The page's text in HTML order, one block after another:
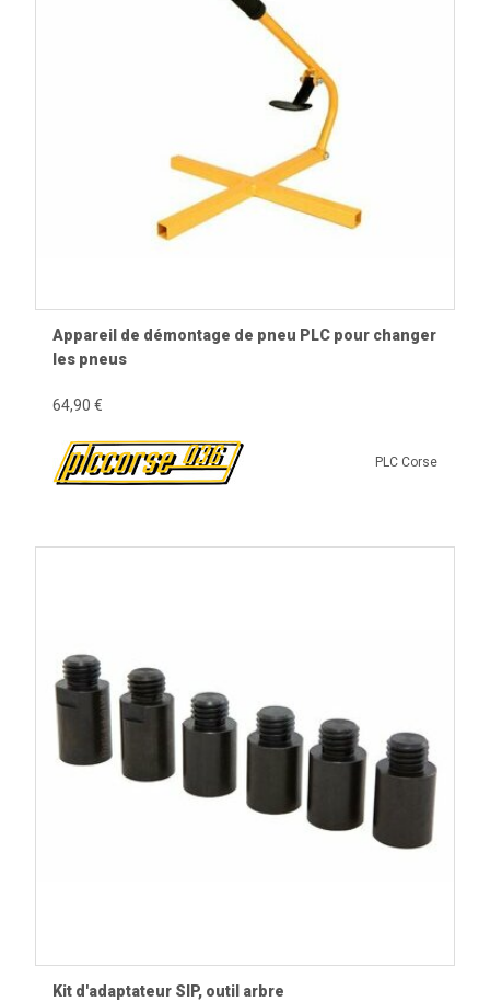
Appareil de démontage de pneu PLC pour changer
les pneus
64,90 €
PLC Corse
Kit d'adaptateur SIP, outil arbre